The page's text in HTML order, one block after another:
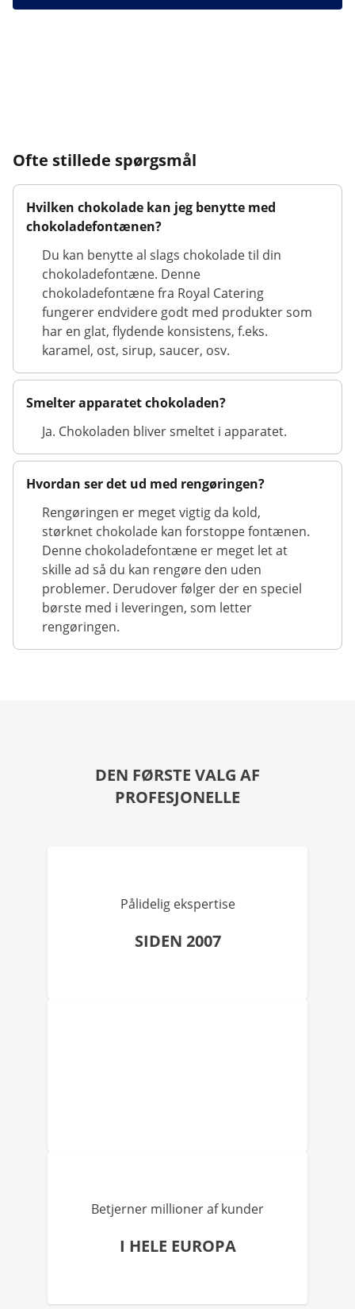
Ofte stillede spørgsmål
Hvilken chokolade kan jeg benytte med
chokoladefontænen?
Du kan benytte al slags chokolade til din
chokoladefontæne. Denne
chokoladefontæne fra Royal Catering
fungerer endvidere godt med produkter som
har en glat, flydende konsistens, f.eks.
karamel, ost, sirup, saucer, osv.
Smelter apparatet chokoladen?
Ja. Chokoladen bliver smeltet i apparatet.
Hvordan ser det ud med rengøringen?
Rengøringen er meget vigtig da kold,
størknet chokolade kan forstoppe fontænen.
Denne chokoladefontæne er meget let at
skille ad så du kan rengøre den uden
problemer. Derudover følger der en speciel
børste med i leveringen, som letter
rengøringen.
DEN FØRSTE VALG AF
PROFESJONELLE
Pålidelig ekspertise
SIDEN 2007
Betjerner millioner af kunder
I HELE EUROPA